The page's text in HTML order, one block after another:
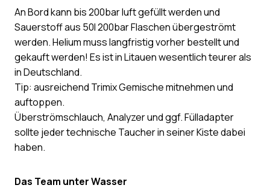
An Bord kann bis 200bar luft gefüllt werden und
Sauerstoff aus 50l 200bar Flaschen übergeströmt
werden. Helium muss langfristig vorher bestellt und
gekauft werden! Es ist in Litauen wesentlich teurer als
in Deutschland.
Tip: ausreichend Trimix Gemische mitnehmen und
auftoppen.
Überströmschlauch, Analyzer und ggf. Fülladapter
sollte jeder technische Taucher in seiner Kiste dabei
haben.
Das Team unter Wasser